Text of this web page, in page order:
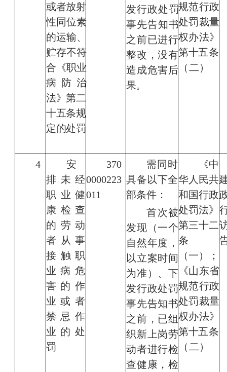
或者放射
性同位素
的运输、
贮存不符
合《职业
病防治
法》第二
十五条规
定的处罚
发行政处罚
事先告知书
之前已进行
整改，没有
造成危害后
果。
规范行政
处罚裁量
权办法》
第十五条
（二）
4
安
排未经
职业健
康检查
的劳动
者从事
接触职
业病危
害的作
业或者
禁忌 作
业的处
罚
370
0000223
011
需同时
具备以下全
部条件：
首次被
发现（一个
自然年度，
以立案时间
为准）、下
发行政处罚
事先告知书
之前，已组
织新上岗劳
动者进行检
查健康 ，检
《中
华人民共
和国行政
处罚法》
第三十二
条
（一）；
《山东省
规范行政
处罚裁量
权办法》
第十五条
（二）